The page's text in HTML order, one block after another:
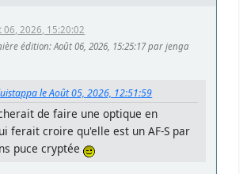
06, 2026, 15:20:02
édition: Août 06, 2026, 15:25:17 par jenga
le Août 05, 2026, 12:51:59
de faire une optique en
ferait croire qu'elle est un AF-S par
puce cryptée